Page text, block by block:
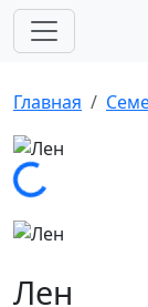
Главная
Лен